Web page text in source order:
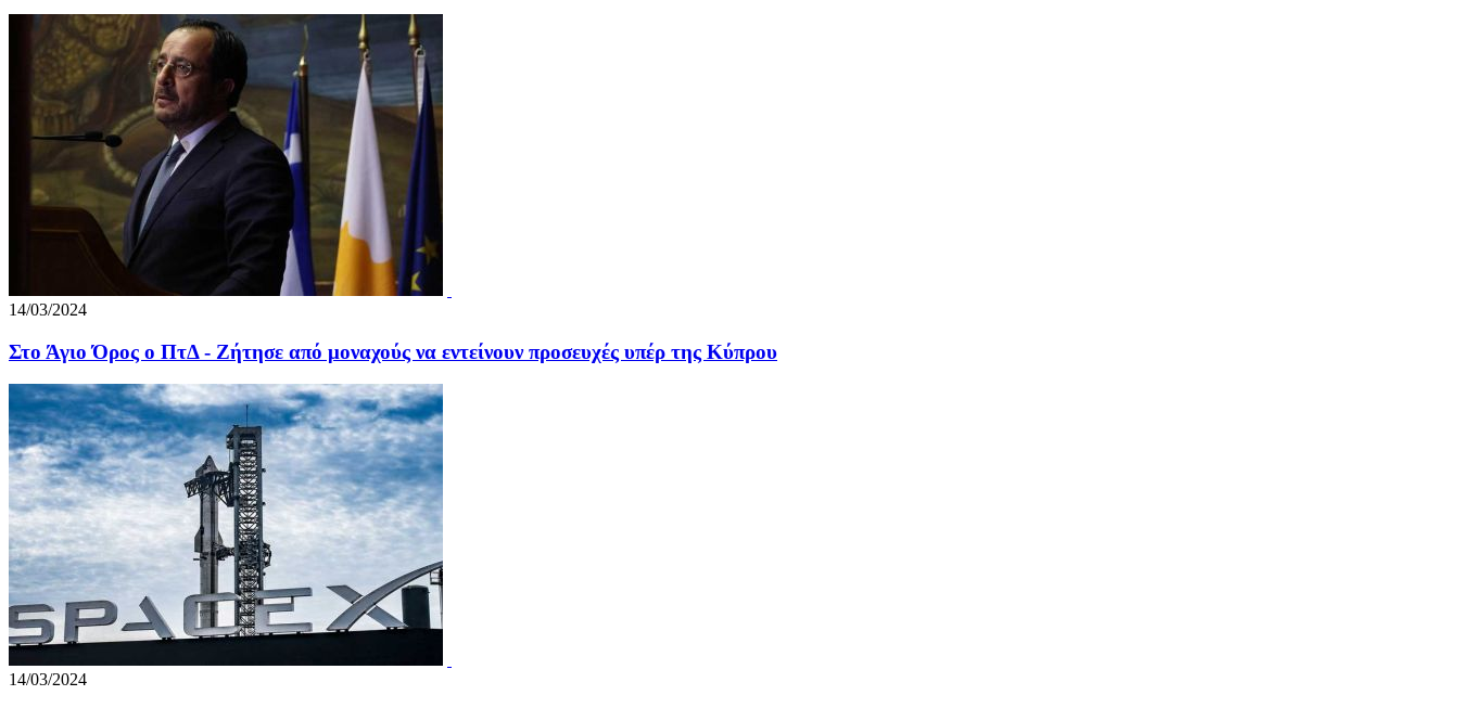
14/03/2024
Στο Άγιο Όρος ο ΠτΔ - Ζήτησε από μοναχούς να εντείνουν προσευχές υπέρ της Κύπρου
14/03/2024